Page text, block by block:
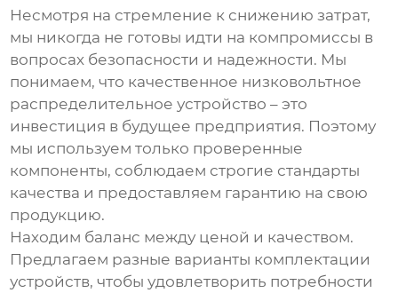
Несмотря на стремление к снижению затрат,
мы никогда не готовы идти на компромиссы в
вопросах безопасности и надежности. Мы
понимаем, что качественное низковольтное
распределительное устройство – это
инвестиция в будущее предприятия. Поэтому
мы используем только проверенные
компоненты, соблюдаем строгие стандарты
качества и предоставляем гарантию на свою
продукцию.
Находим баланс между ценой и качеством.
Предлагаем разные варианты комплектации
устройств, чтобы удовлетворить потребности